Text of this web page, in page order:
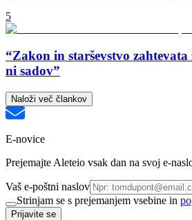
5
“Zakon in starševstvo
ni sadov”
Naloži več člankov
E-novice
Prejemajte Aleteio vsak dan na svoj e-
Vaš e-poštni naslov
Strinjam se s prejemanjem vsebine in
Prijavite se